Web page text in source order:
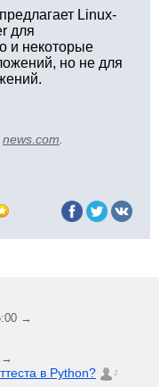
Linux-
для
и некоторые
но не для
news.com
→
→
в Python? 2